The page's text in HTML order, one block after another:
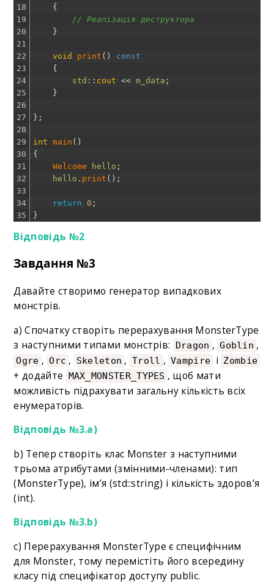
18
19
20
21
22
23
24
25
26
27
28
29
30
31
32
33
34
35
{
// Реалізація деструктора
}
void print ( )
const
{
std :: cout << m_data ;
}
} ;
int main ( )
{
Welcome
hello ;
hello . print ( ) ;
return 0 ;
}
Відповідь №2
Завдання №3
Давайте створимо генератор випадкових
монстрів.
a) Спочатку створіть перерахування MonsterType
з наступними типами монстрів:
Dragon , Goblin ,
Ogre , Orc , Skeleton , Troll , Vampire і Zombie
+ додайте MAX_MONSTER_TYPES , щоб мати
можливість підрахувати загальну кількість всіх
енумераторів.
Відповідь №3.а)
b) Тепер створіть клас Monster з наступними
трьома атрибутами (змінними-членами): тип
(MonsterType), ім’я (std::string) і кількість здоров’я
(int).
Відповідь №3.b)
c) Перерахування MonsterType є специфічним
для Monster, тому перемістіть його всередину
класу під специфікатор доступу public.